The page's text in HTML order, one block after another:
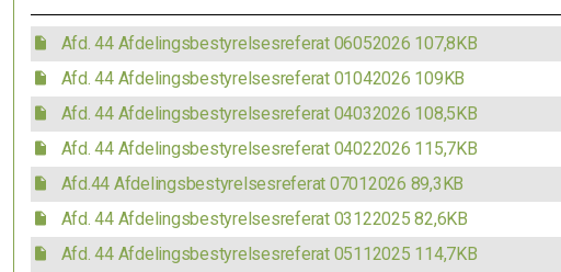
Afd. 44 Afdelingsbestyrelsesreferat 06052026 107,8KB
Afd. 44 Afdelingsbestyrelsesreferat 01042026 109KB
Afd. 44 Afdelingsbestyrelsesreferat 04032026 108,5KB
Afd. 44 Afdelingsbestyrelsesreferat 04022026 115,7KB
Afd.44 Afdelingsbestyrelsesreferat 07012026 89,3KB
Afd. 44 Afdelingsbestyrelsesreferat 0312202582,6KB
Afd. 44 Afdelingsbestyrelsesreferat 05112025 114,7KB